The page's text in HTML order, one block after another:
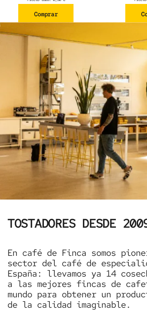
Comprar
TOSTADORES DESDE
En café de Finca somos
sector del café de
España: llevamos ya 14
a las mejores fincas de
mundo para obtener un
de la calidad imaginable.